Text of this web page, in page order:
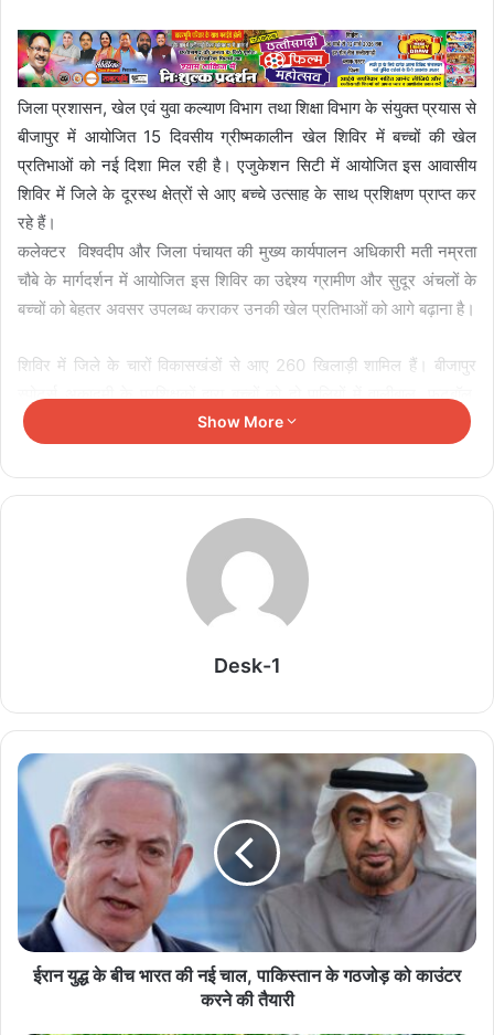
जिला प्रशासन, खेल एवं युवा कल्याण विभाग तथा शिक्षा विभाग के संयुक्त प्रयास से
बीजापुर में आयोजित 15 दिवसीय ग्रीष्मकालीन खेल शिविर में बच्चों की खेल
प्रतिभाओं को नई दिशा मिल रही है। एजुकेशन सिटी में आयोजित इस आवासीय
शिविर में जिले के दूरस्थ क्षेत्रों से आए बच्चे उत्साह के साथ प्रशिक्षण प्राप्त कर
रहे हैं।
कलेक्टर विश्वदीप और जिला पंचायत की मुख्य कार्यपालन अधिकारी मती नम्रता
चौबे के मार्गदर्शन में आयोजित इस शिविर का उद्देश्य ग्रामीण और सुदूर अंचलों के
बच्चों को बेहतर अवसर उपलब्ध कराकर उनकी खेल प्रतिभाओं को आगे बढ़ाना है।
शिविर में जिले के चारों विकासखंडों से आए 260 खिलाड़ी शामिल हैं। बीजापुर
स्पोर्ट्स अकादमी के प्रशिक्षकों द्वारा बच्चों को दो पालियों में वालीबाल, फुटबॉल,
सॉफ्टबॉल, तीरंदाजी, बैडमिंटन, तैराकी, एथलेटिक्स और कबड्डी सहित 8 खेलों का
राष्ट्रीय टीम में चुनी गईं कांसाबेल की मधु सिदार और बोड़ला की
गीता यादव खेलो इंडिया एक्सीलेंस सेंटर, बिलासपुर में ले रहीं
August 6, 2026
विश्व स्तनपान सप्ताह के राज्य स्तरीय कार्यक्रम का सफल
आयोजन, छत्तीसगढ़ के प्रथम “मातृ दूध कोष (Mother
Milk Bank)” की घोषणा
August 6, 2026
एक किलो का ट्यूमर निकाल महिला को दिया नया जीवन
August 6, 2026
धमतरी की बेटी ने कौशल विकास के दम पर रची सफलता की
नई इबारत, स्वतंत्रता दिवस समारोह में होंगी शामिल
August 6, 2026
Show More
Desk-1
ईरान युद्ध के बीच भारत की नई चाल, पाकिस्तान के गठजोड़ को काउंटर
करने की तैयारी